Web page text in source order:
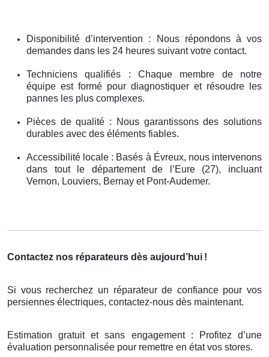
Disponibilité d’intervention : Nous répondons à vos
demandes dans les 24 heures suivant votre contact.
Techniciens qualifiés : Chaque membre de notre
équipe est formé pour diagnostiquer et résoudre les
pannes les plus complexes.
Pièces de qualité : Nous garantissons des solutions
durables avec des éléments fiables.
Accessibilité locale : Basés à Évreux, nous intervenons
dans tout le département de l’Eure (27), incluant
Vernon, Louviers, Bernay et Pont-Audemer.
Contactez nos réparateurs dès aujourd’hui !
Si vous recherchez un réparateur de confiance pour vos
persiennes électriques, contactez-nous dès maintenant.
Estimation gratuit et sans engagement : Profitez d’une
évaluation personnalisée pour remettre en état vos stores.